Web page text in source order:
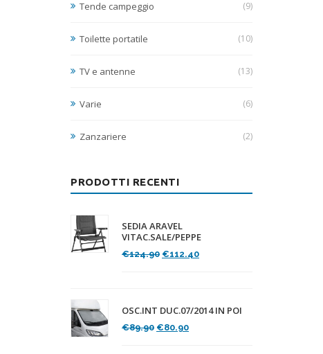
Tende campeggio (9)
Toilette portatile (10)
TV e antenne (13)
Varie (6)
Zanzariere (2)
PRODOTTI RECENTI
SEDIA ARAVEL
VITAC.SALE/PEPPE
€124.90 Il
€124.90.
€112.40Il
€112.40.
OSC.INT DUC.07/2014 IN POI
€89.90 Il
€80.90Il